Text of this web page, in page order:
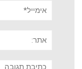
תגובה